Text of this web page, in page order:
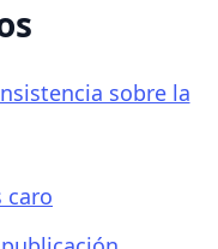
sobre la
caro